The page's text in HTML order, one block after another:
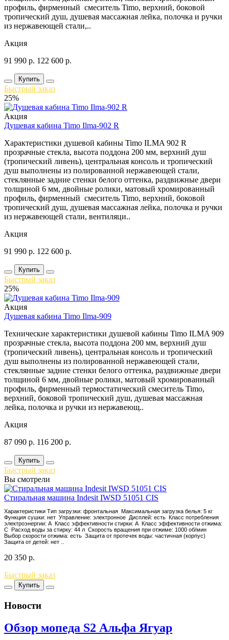
профиль, фирменный смеситель Timo, верхний, боковой
тропический душ, душевая массажная лейка, полочка и ручки
из нержавеющей стали,..
Акция
91 990 р. 122 600 р.
Купить
Быстрый заказ
25%
Акция
Душевая кабина Timo Ilma-902 R
Характеристики душевой кабины Timo ILMA 902 R
прозрачные стекла, высота поддона 200 мм, верхний душ
(тропический ливень), центральная консоль и тропический
душ выполнены из полированной нержавеющей стали,
стеклянные задние стенки белого оттенка, раздвижные двери
толщиной 6 мм, двойные ролики, матовый хромированный
профиль, фирменный смеситель Timo, верхний, боковой
тропический душ, душевая массажная лейка, полочка и ручки
из нержавеющей стали, вентиляци..
Акция
91 990 р. 122 600 р.
Купить
Быстрый заказ
25%
Акция
Душевая кабина Timo Ilma-909
Технические характеристики душевой кабины Timo ILMA 909
прозрачные стекла, высота поддона 200 мм, верхний душ
(тропический ливень), центральная консоль и тропический
душ выполнены из полированной нержавеющей стали,
стеклянные задние стенки белого оттенка, раздвижные двери
толщиной 6 мм, двойные ролики, матовый хромированный
профиль, фирменный термостатический смеситель Timo,
верхний, боковой тропический душ, душевая массажная
лейка, полочка и ручки из нержавеющ..
Акция
87 090 р. 116 200 р.
Купить
Быстрый заказ
Вы смотрели
Стиральная машина Indesit IWSD 51051 CIS
Характеристики Тип загрузки: фронтальная Максимальная загрузка белья: 5 кг
Функция сушки: нет Управление: электронное Дисплей: есть Класс потребления
электроэнергии: A Класс эффективности стирки: A Класс эффективности отжима:
C Расход воды за стирку: 44 л Скорость вращения при отжиме: 1000 об/мин
Выбор скорости отжима: есть Защита от протечек воды: частичная (корпус)
Защита от детей: нет ..
20 350 р.
Быстрый заказ
Купить
Новости
Обзор мопеда S2 Альфа Ягуар